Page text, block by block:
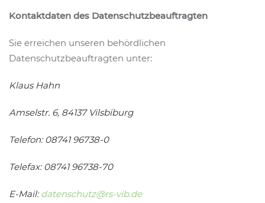
Kontaktdaten des Datenschutzbeauftragten
Sie erreichen unseren behördlichen
Datenschutzbeauftragten unter:
Klaus Hahn
Amselstr. 6, 84137 Vilsbiburg
Telefon:08741 96738-0
Telefax:08741 96738-70
E-Mail:datenschutz@rs-vib.de